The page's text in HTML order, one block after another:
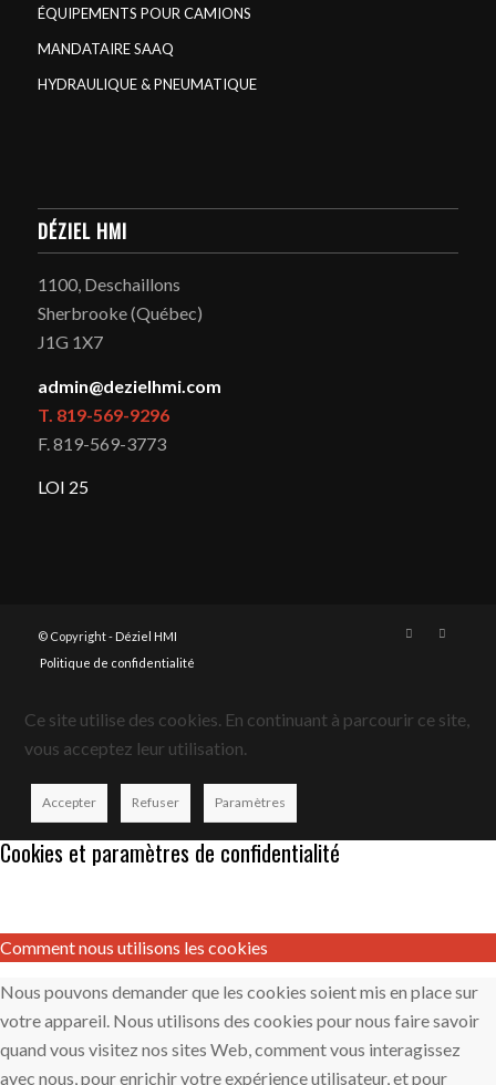
ÉQUIPEMENTS POUR CAMIONS
MANDATAIRE SAAQ
HYDRAULIQUE & PNEUMATIQUE
DÉZIEL HMI
1100, Deschaillons
Sherbrooke (Québec)
J1G 1X7
admin@dezielhmi.com
T. 819-569-9296
F. 819-569-3773
LOI 25
© Copyright - Déziel HMI
Politique de confidentialité
Ce site utilise des cookies. En continuant à parcourir ce site,
vous acceptez leur utilisation.
Accepter Refuser Paramètres
Cookies et paramètres de confidentialité
Comment nous utilisons les cookies
Nous pouvons demander que les cookies soient mis en place sur
votre appareil. Nous utilisons des cookies pour nous faire savoir
quand vous visitez nos sites Web, comment vous interagissez
avec nous, pour enrichir votre expérience utilisateur, et pour